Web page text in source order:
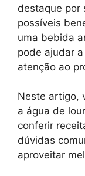
destaque por
possíveis
uma bebida
pode ajudar
atenção ao
Neste artigo,
a água de
conferir
dúvidas
aproveitar